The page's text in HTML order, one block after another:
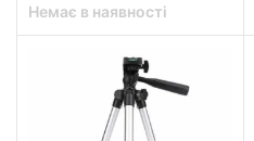
Немає в наявності